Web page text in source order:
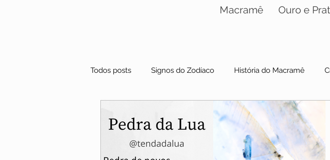
Macramê Ouro e
Todos posts Signos do Zodíaco História do Macramê
Granada Áries Livros
Quartzo Rosa Ágata de Fogo Touro Ágata